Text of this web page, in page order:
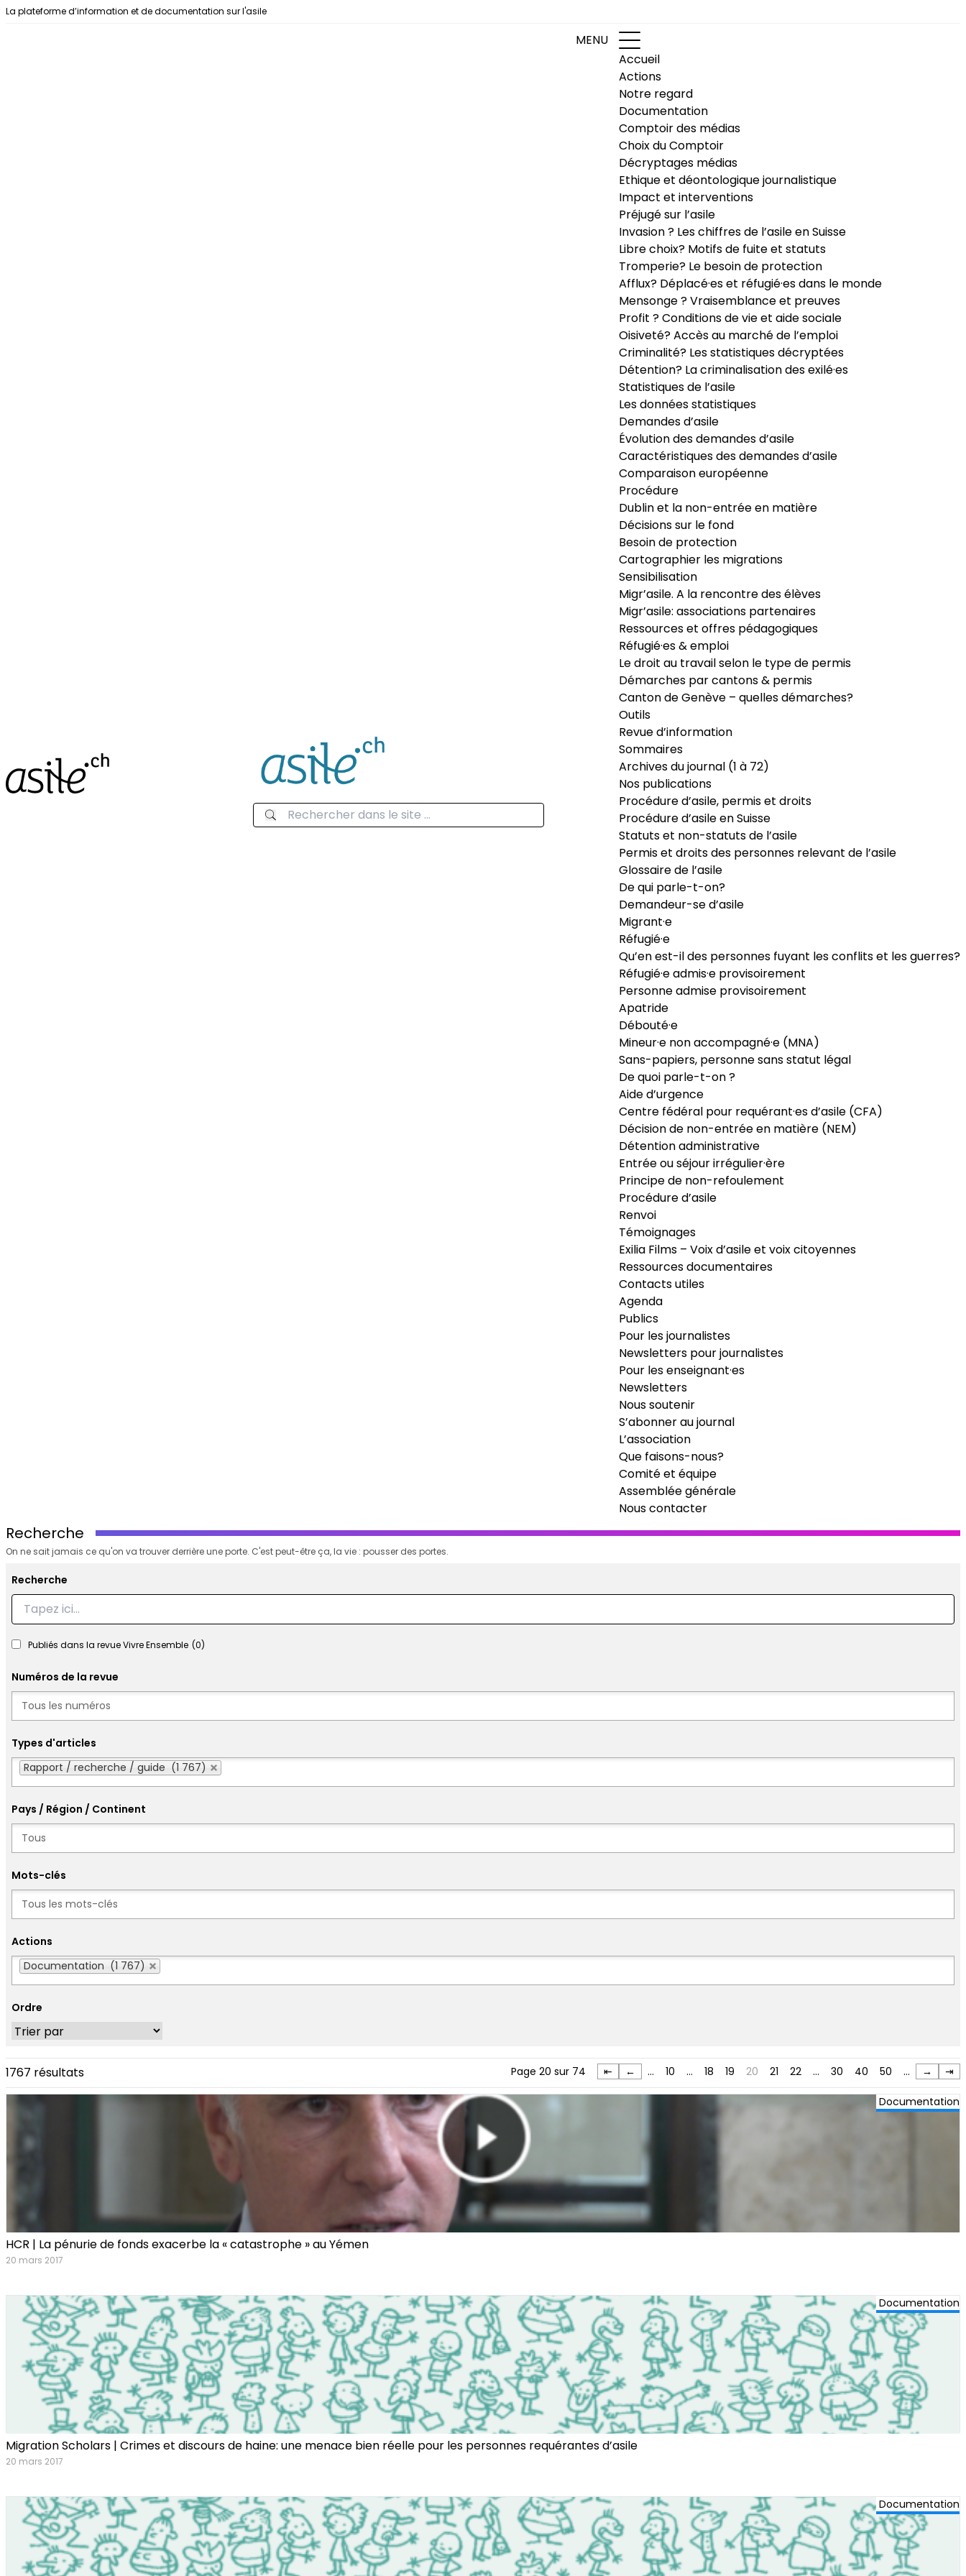
Aller au contenu
La plateforme d’information et de documentation sur l'asile
MENU
Accueil
Actions
Notre regard
Documentation
Comptoir des médias
Choix du Comptoir
Décryptages médias
Ethique et déontologique journalistique
Impact et interventions
Préjugé sur l’asile
Invasion ? Les chiffres de l’asile en Suisse
Libre choix? Motifs de fuite et statuts
Tromperie? Le besoin de protection
Afflux? Déplacé·es et réfugié·es dans le monde
Mensonge ? Vraisemblance et preuves
Profit ? Conditions de vie et aide sociale
Oisiveté? Accès au marché de l’emploi
Criminalité? Les statistiques décryptées
Détention? La criminalisation des exilé·es
Statistiques de l’asile
Les données statistiques
Demandes d’asile
Évolution des demandes d’asile
Caractéristiques des demandes d’asile
Comparaison européenne
Procédure
Dublin et la non-entrée en matière
Décisions sur le fond
Besoin de protection
Cartographier les migrations
Sensibilisation
Migr’asile. A la rencontre des élèves
Migr’asile: associations partenaires
Ressources et offres pédagogiques
Réfugié·es & emploi
Le droit au travail selon le type de permis
Démarches par cantons & permis
Canton de Genève – quelles démarches?
Outils
Revue d’information
Sommaires
Archives du journal (1 à 72)
Nos publications
Procédure d’asile, permis et droits
Procédure d’asile en Suisse
Statuts et non-statuts de l’asile
Permis et droits des personnes relevant de l’asile
Glossaire de l’asile
De qui parle-t-on?
Demandeur-se d’asile
Migrant·e
Réfugié·e
Qu’en est-il des personnes fuyant les conflits et les guerres?
Réfugié·e admis·e provisoirement
Personne admise provisoirement
Apatride
Débouté·e
Mineur·e non accompagné·e (MNA)
Sans-papiers, personne sans statut légal
De quoi parle-t-on ?
Aide d’urgence
Centre fédéral pour requérant·es d’asile (CFA)
Décision de non-entrée en matière (NEM)
Détention administrative
Entrée ou séjour irrégulier·ère
Principe de non-refoulement
Procédure d’asile
Renvoi
Témoignages
Exilia Films – Voix d’asile et voix citoyennes
Ressources documentaires
Contacts utiles
Agenda
Publics
Pour les journalistes
Newsletters pour journalistes
Pour les enseignant·es
Newsletters
Nous soutenir
S’abonner au journal
L’association
Que faisons-nous?
Comité et équipe
Assemblée générale
Nous contacter
Recherche
On ne sait jamais ce qu'on va trouver derrière une porte. C'est peut-être ça, la vie : pousser des portes.
Recherche
Recherche
Publiés dans la revue Vivre Ensemble (0)
Numéros de la revue
Numéros
Types d'articles
Types d'articles
Rapport / recherche / guide (1 767)
Pays / Région / Continent
Mots-clés
Mots-clés
Actions
Actions
Documentation (1 767)
Ordre
1767 résultats Page 20 sur 74 ⇤ ← … 10 … 18 19 20 21 22 … 30 40 50 … → ⇥
Documentation
HCR | La pénurie de fonds exacerbe la « catastrophe » au Yémen
20 mars 2017
Documentation
Migration Scholars | Crimes et discours de haine: une menace bien réelle pour les personnes requérantes d’asile
20 mars 2017
Documentation